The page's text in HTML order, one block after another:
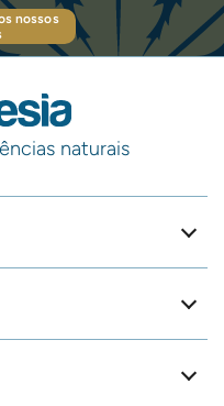
nossos
naturais